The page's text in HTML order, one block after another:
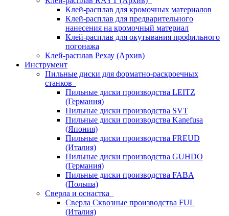
Клей-расплав для кромочных материалов
Клей-расплав для предварительного
нанесения на кромочный материал
Клей-расплав для окутывания профильного
погонажа
Клей-расплав Рехау (Архив)
Инструмент
Пильные диски для форматно-раскроечных
станков
Пильные диски производства LEITZ
(Германия)
Пильные диски производства SVT
Пильные диски производства Kanefusa
(Япония)
Пильные диски производства FREUD
(Италия)
Пильные диски производства GUHDO
(Германия)
Пильные диски производства FABA
(Польша)
Сверла и оснастка
Сверла Сквозные производства FUL
(Италия)